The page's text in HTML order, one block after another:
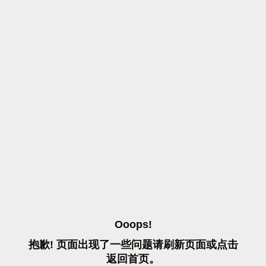
OOOPS!
抱歉! 页面出现了一些问题请刷 新页面或点击
返 回首页。